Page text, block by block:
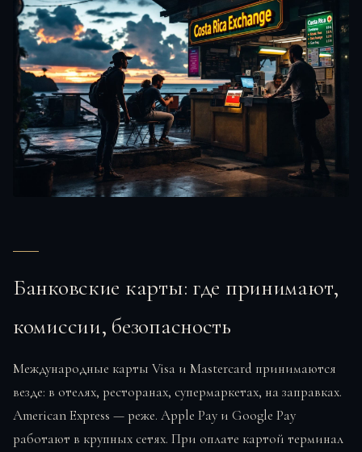
Банковские карты: где принимают,
комиссии, безопасность
Международные карты Visa и Mastercard принимаются
везде: в отелях, ресторанах, супермаркетах, на заправках.
American Express — реже. Apple Pay и Google Pay
работают в крупных сетях. При оплате картой терминал